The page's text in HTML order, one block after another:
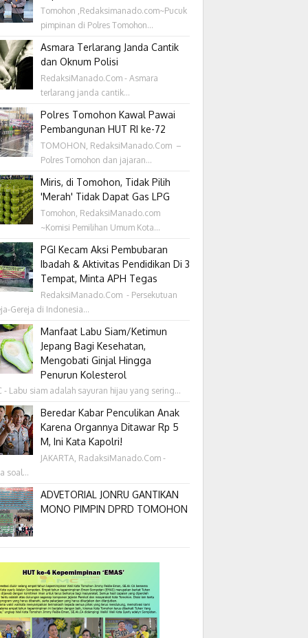
Tomohon ,Redaksimanado.com~Pucuk
pimpinan di Polres Tomohon...
Asmara Terlarang Janda Cantik
dan Oknum Polisi
RedaksiManado.Com - Asmara
terlarang janda cantik...
Polres Tomohon Kawal Pawai
Pembangunan HUT RI ke-72
TOMOHON, RedaksiManado.Com –
Polres Tomohon dan jajaran...
Miris, di Tomohon, Tidak Pilih
'Merah' Tidak Dapat Gas LPG
Tomohon, RedaksiManado.com
~Komisi Pemilihan Umum Kota...
PGI Kecam Aksi Pembubaran
Ibadah & Aktivitas Pendidikan Di 3
Tempat, Minta APH Tegas
RedaksiManado.Com - Persekutuan
Gereja di Indonesia...
Manfaat Labu Siam/Ketimun
Jepang Bagi Kesehatan,
Mengobati Ginjal Hingga
Penurun Kolesterol
- Labu siam adalah sayuran hijau yang sering...
Beredar Kabar Penculikan Anak
Karena Organnya Ditawar Rp 5
M, Ini Kata Kapolri!
JAKARTA, RadaksiManado.Com -
soal...
ADVETORIAL JONRU GANTIKAN
MONO PIMPIN DPRD TOMOHON